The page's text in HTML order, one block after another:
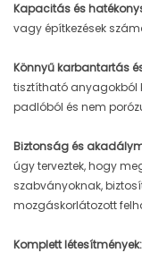
Kapacitás és
vagy építkezések
Könnyű karbantartás
tisztítható anyagokból
padlóból és nem
Biztonság és
úgy terveztek, hogy
szabványoknak,
mozgáskorlátozott
Komplett létesítmények: